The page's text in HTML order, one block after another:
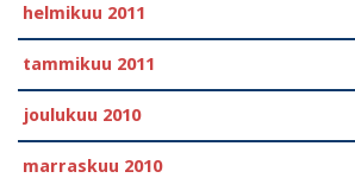
helmikuu 2011
tammikuu 2011
joulukuu 2010
marraskuu 2010